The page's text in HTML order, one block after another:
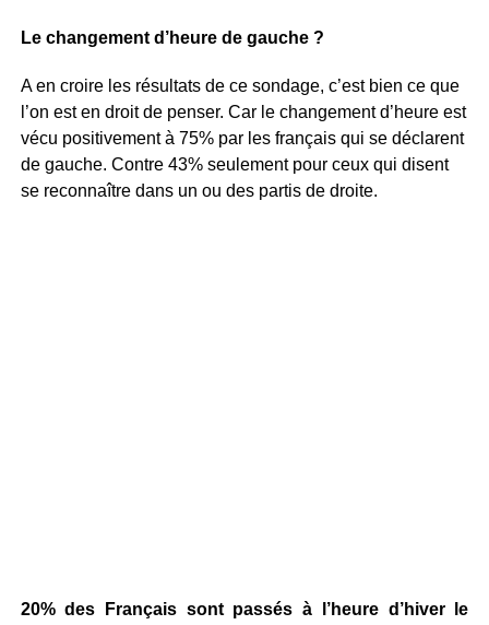
Le changement d’heure de gauche ?
A en croire les résultats de ce sondage, c’est bien ce que
l’on est en droit de penser. Car le changement d’heure est
vécu positivement à 75% par les français qui se déclarent
de gauche. Contre 43% seulement pour ceux qui disent
se reconnaître dans un ou des partis de droite.
20% des Français sont passés à l’heure d’hiver le